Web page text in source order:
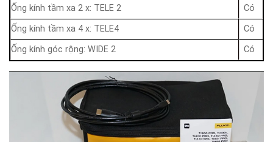
Ống kính tầm xa 2 x: TELE 2
Có
Ống kính tầm xa 4 x: TELE4
Có
Ống kính góc rộng: WIDE 2
Có